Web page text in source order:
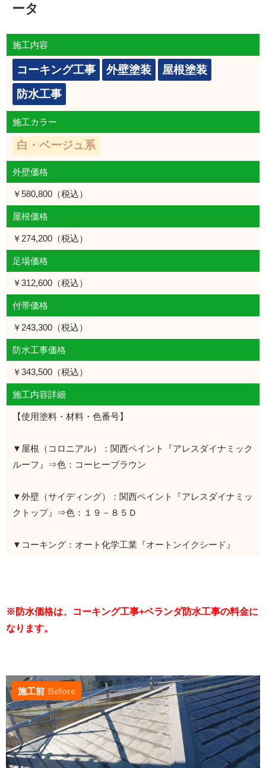
ータ
施工内容
コーキング工事 外壁塗装
屋根塗装
防水工事
施工カラー
白・ベージュ系
外壁価格
￥580,800（税込）
屋根価格
￥274,200（税込）
足場価格
￥312,600（税込）
付帯価格
￥243,300（税込）
防水工事価格
￥343,500（税込）
施工内容詳細
【使用塗料・材料・色番号】
▼屋根（コロニアル）：関西ペイント『アレスダイナミック
ルーフ』⇒色：コーヒーブラウン
▼外壁（サイディング）：関西ペイント『アレスダイナミッ
クトップ』⇒色：１９－８５Ｄ
▼コーキング：オート化学工業『オートンイクシード』
※防水価格は、コーキング工事+ベランダ防水工事の料金に
なります。
施工前 Before